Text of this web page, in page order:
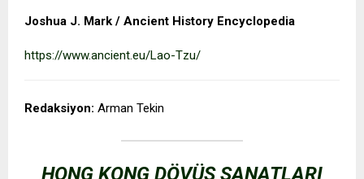
Joshua J. Mark / Ancient History Encyclopedia
https://www.ancient.eu/Lao-Tzu/
Redaksiyon: Arman Tekin
HONG KONG DÖVÜŞ SANATLARI